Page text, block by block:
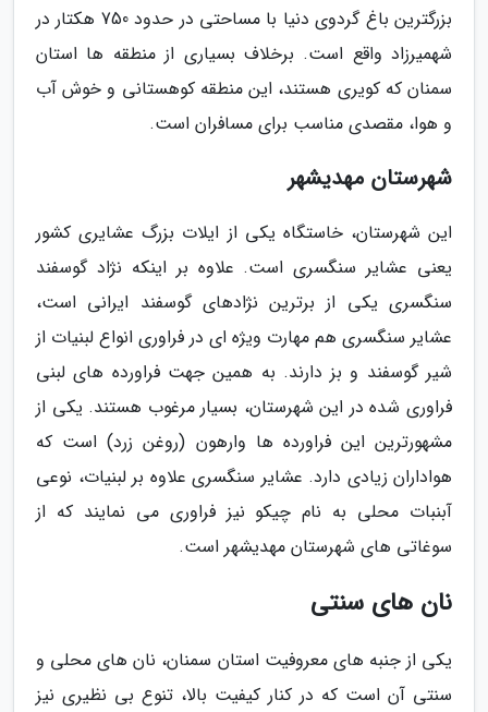
بزرگترین باغ گردوی دنیا با مساحتی در حدود 750 هکتار در
شهمیرزاد واقع است. برخلاف بسیاری از منطقه ها استان
سمنان که کویری هستند، این منطقه کوهستانی و خوش آب
و هوا، مقصدی مناسب برای مسافران است.
شهرستان مهدیشهر
این شهرستان، خاستگاه یکی از ایلات بزرگ عشایری کشور
یعنی عشایر سنگسری است. علاوه بر اینکه نژاد گوسفند
سنگسری یکی از برترین نژادهای گوسفند ایرانی است،
عشایر سنگسری هم مهارت ویژه ای در فراوری انواع لبنیات از
شیر گوسفند و بز دارند. به همین جهت فراورده های لبنی
فراوری شده در این شهرستان، بسیار مرغوب هستند. یکی از
مشهورترین این فراورده ها وارهون (روغن زرد) است که
هواداران زیادی دارد. عشایر سنگسری علاوه بر لبنیات، نوعی
آبنبات محلی به نام چیکو نیز فراوری می نمایند که از
سوغاتی های شهرستان مهدیشهر است.
نان های سنتی
یکی از جنبه های معروفیت استان سمنان، نان های محلی و
سنتی آن است که در کنار کیفیت بالا، تنوع بی نظیری نیز